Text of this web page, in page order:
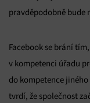
pravděpodobně bude
Facebook se brání
v kompetenci úřadu
do kompetence
tvrdí, že společnost